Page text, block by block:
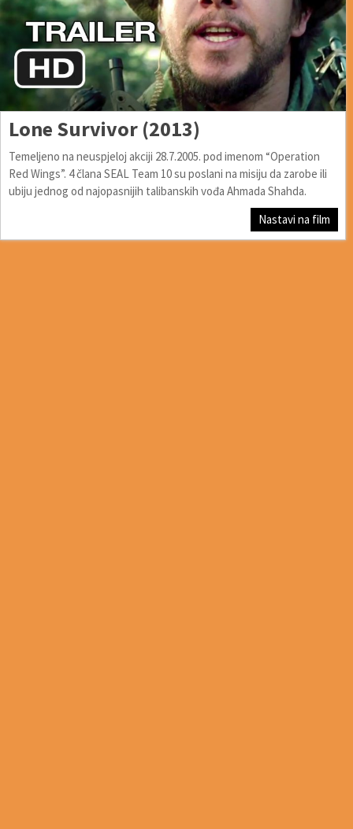
Lone Survivor (2013)
Temeljeno na neuspjeloj akciji 28.7.2005. pod imenom “Operation
Red Wings”. 4 člana SEAL Team 10 su poslani na misiju da zarobe ili
ubiju jednog od najopasnijih talibanskih vođa Ahmada Shahda.
Nastavi na film